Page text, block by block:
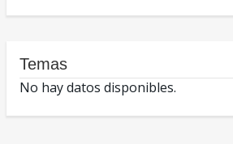
Temas
No hay datos disponibles.